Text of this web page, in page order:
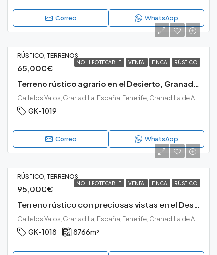
Correo WhatsApp
NO HIPOTECABLE VENTA FINCA RÚSTICO
RÚSTICO, TERRENOS
65,000€
Terreno rústico agrario en el Desierto, Granadilla de Abona.
GK-1019
Correo WhatsApp
NO HIPOTECABLE VENTA FINCA RÚSTICO
RÚSTICO, TERRENOS
95,000€
Terreno rústico con preciosas vistas en el Desierto, Granadilla de Abona
GK-1018 8766m²